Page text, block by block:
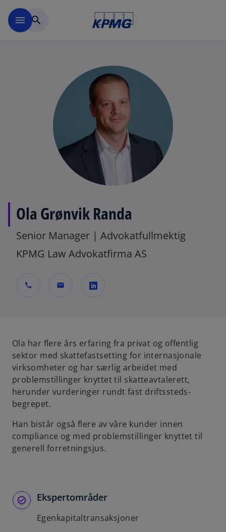
menu search
Ola Grønvik Randa
Senior Manager | Advokatfullmektig
KPMG Law Advokatfirma AS
call mail
n
s
i
n
a
w
t
a
Ola har flere års erfaring fra privat og offentlig
sektor med skattefastsetting for internasjonale
virksomheter og har særlig arbeidet med
problemstillinger knyttet til skatteavtalerett,
herunder vurderinger rundt fast driftssteds-
begrepet.
Han bistår også flere av våre kunder innen
compliance og med problemstillinger knyttet til
generell forretningsjus.
Ekspertområder
Egenkapitaltransaksjoner